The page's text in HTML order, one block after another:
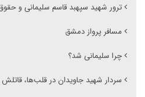
ترور شهید سپهبد قاسم سلیمانی و
مسافر پرواز دمشق
چرا سلیمانی شد؟
سردار شهید جاویدان در قلب‌ها،